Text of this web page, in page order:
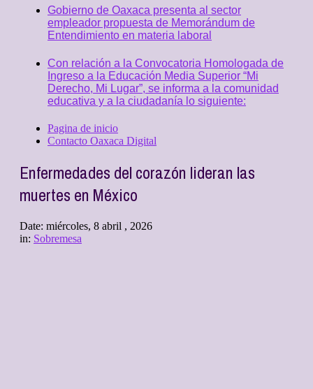
Gobierno de Oaxaca presenta al sector
empleador propuesta de Memorándum de
Entendimiento en materia laboral
Con relación a la Convocatoria Homologada de
Ingreso a la Educación Media Superior “Mi
Derecho, Mi Lugar”, se informa a la comunidad
educativa y a la ciudadanía lo siguiente:
Pagina de inicio
Contacto Oaxaca Digital
Enfermedades del corazón lideran las
muertes en México
Date: miércoles, 8 abril , 2026
in: Sobremesa